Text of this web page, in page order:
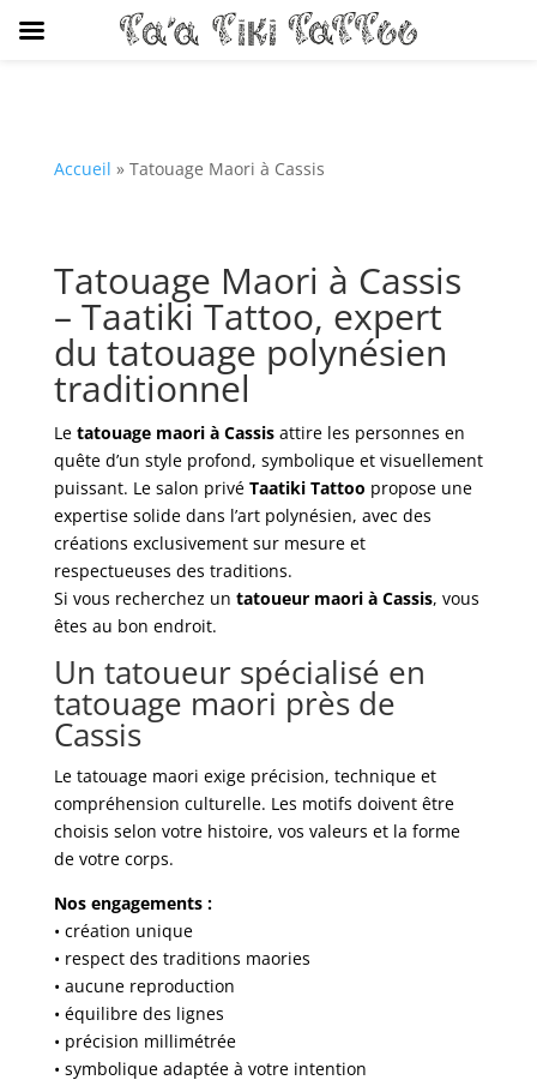
Accueil » Tatouage Maori à Cassis
Tatouage Maori à Cassis
– Taatiki Tattoo, expert
du tatouage polynésien
traditionnel
Le tatouage maori à Cassisattire les personnes en
quête d’un style profond, symbolique et visuellement
puissant. Le salon privé Taatiki Tattoo propose une
expertise solide dans l’art polynésien, avec des
créations exclusivement sur mesure et
respectueuses des traditions.
Si vous recherchez un tatoueur maori à Cassis, vous
êtes au bon endroit.
Un tatoueur spécialisé en
tatouage maori près de
Cassis
Le tatouage maori exige précision, technique et
compréhension culturelle. Les motifs doivent être
choisis selon votre histoire, vos valeurs et la forme
de votre corps.
Nos engagements :
• création unique
• respect des traditions maories
• aucune reproduction
• équilibre des lignes
• précision millimétrée
• symbolique adaptée à votre intention